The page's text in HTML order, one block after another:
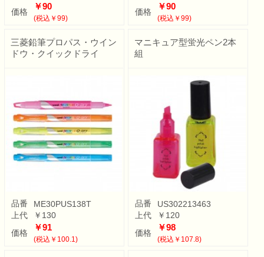
価格
￥90
(税込￥99)
価格
￥90
(税込￥99)
三菱鉛筆プロパス・ウイン
ドウ・クイックドライ
品番
ME30PUS138T
上代
￥130
価格
￥91
(税込￥100.1)
マニキュア型蛍光ペン2本
組
品番
US302213463
上代
￥120
価格
￥98
(税込￥107.8)